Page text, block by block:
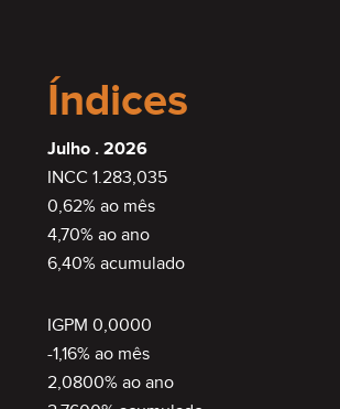
Índices
Julho . 2026
INCC 1.283,035
0,62% ao mês
4,70% ao ano
6,40% acumulado
IGPM 0,0000
-1,16% ao mês
2,0800% ao ano